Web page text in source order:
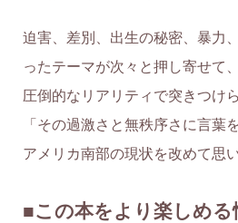
迫害、差別、出生の秘密、暴力
ったテーマが次々と押し寄せて
圧倒的なリアリティで突きつけ
「その過激さと無秩序さに言葉
アメリカ南部の現状を改めて思
■この本をより楽しめる